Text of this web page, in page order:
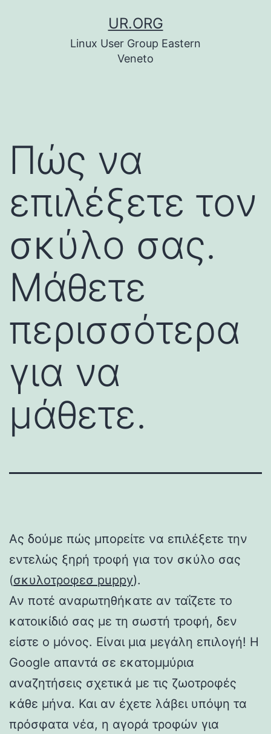
UR.ORG
Linux User Group Eastern
Veneto
Πώς να
επιλέξετε τον
σκύλο σας.
Μάθετε
περισσότερα
για να
μάθετε.
Ας δούμε πώς μπορείτε να επιλέξετε την
εντελώς ξηρή τροφή για τον σκύλο σας
(σκυλοτροφεσ puppy).
Αν ποτέ αναρωτηθήκατε αν ταΐζετε το
κατοικίδιό σας με τη σωστή τροφή, δεν
είστε ο μόνος. Είναι μια μεγάλη επιλογή! Η
Google απαντά σε εκατομμύρια
αναζητήσεις σχετικά με τις ζωοτροφές
κάθε μήνα. Και αν έχετε λάβει υπόψη τα
πρόσφατα νέα, η αγορά τροφών για